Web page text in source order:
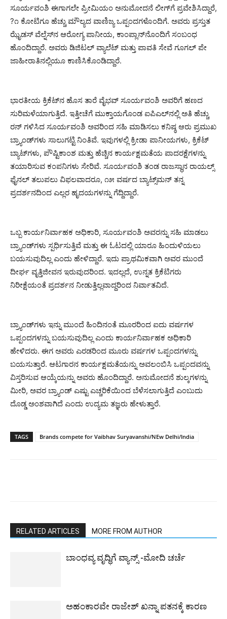
ಸೂರ್ಯವಂಶಿ ಈಗಾಗಲೇ ಪ್ರೀಮಿಯಂ ಅನುಮೋದನೆ ಲೀಗ್‌ಗೆ ಪ್ರವೇಶಿಸಿದ್ದಾರೆ,
?೧ ಕೋಟಿಗೂ ಹೆಚ್ಚು ಮೌಲ್ಯದ ವಾಣಿಜ್ಯ ಒಪ್ಪಂದಗಳೊಂದಿಗೆ. ಅವರು ಪ್ರಸ್ತುತ
ಝೈಡಸ್ ವೆಲ್ನೆಸ್‌ನ ಆರೋಗ್ಯ ಪಾನೀಯ, ಕಾಂಪ್ಲಾನ್‌ನೊಂದಿಗೆ ಸಂಬಂಧ
ಹೊಂದಿದ್ದಾರೆ. ಅವರು ಡಿಜಿಟಲ್ ವ್ಯಾಲೆಟ್ ಮತ್ತು ಪಾವತಿ ಸೇವೆ ಗೂಗಲ್ ಪೇ
ಜಾಹೀರಾತಿನಲ್ಲಿಯೂ ಕಾಣಿಸಿಕೊಂಡಿದ್ದಾರೆ.
ಭಾರತೀಯ ಕ್ರಿಕೆಟ್‌ನ ಹೊಸ ತಾರೆ ವೈಭವ್ ಸೂರ್ಯವಂಶಿ ಅವರಿಗೆ ಹಣದ
ಸುರಿಮಳೆಯಾಗುತ್ತಿದೆ. ಇತ್ತೀಚೆಗೆ ಮುಕ್ತಾಯಗೊಂಡ ಐಪಿಎಲ್‌ನಲ್ಲಿ ಅತಿ ಹೆಚ್ಚು
ರನ್ ಗಳಿಸಿದ ಸೂರ್ಯವಂಶಿ ಅವರಿಂದ ಸಹಿ ಮಾಡಿಸಲು ಕನಿಷ್ಠ ಆರು ಪ್ರಮುಖ
ಬ್ರ್ಯಾಂಡ್‌ಗಳು ಸಾಲುಗಟ್ಟಿ ನಿಂತಿವೆ. ಇವುಗಳಲ್ಲಿ ಕ್ರೀಡಾ ಪಾನೀಯಗಳು, ಕ್ರಿಕೆಟ್
ಬ್ಯಾಟ್‌ಗಳು, ಪೌಷ್ಟಿಕಾಂಶ ಮತ್ತು ಹೆಚ್ಚಿನ ಕಾರ್ಯಕ್ಷಮತೆಯ ಪಾದರಕ್ಷೆಗಳನ್ನು
ತಯಾರಿಸುವ ಕಂಪನಿಗಳು ಸೇರಿವೆ. ಸೂರ್ಯವಂಶಿ ತಂಡ ರಾಜಸ್ಥಾನ ರಾಯಲ್ಸ್
ಫೈನಲ್ ತಲುಪಲು ವಿಫಲವಾದರೂ, ೧೫ ವರ್ಷದ ಬ್ಯಾಟ್ಸ್‌ಮನ್ ತನ್ನ
ಪ್ರದರ್ಶನದಿಂದ ಎಲ್ಲರ ಹೃದಯಗಳನ್ನು ಗೆದ್ದಿದ್ದಾರೆ.
ಒಬ್ಬ ಕಾರ್ಯನಿರ್ವಾಹಕ ಅಧಿಕಾರಿ, ಸೂರ್ಯವಂಶಿ ಅವರನ್ನು ಸಹಿ ಮಾಡಲು
ಬ್ರ್ಯಾಂಡ್‌ಗಳು ಸ್ಪರ್ಧಿಸುತ್ತಿವೆ ಮತ್ತು ಈ ಓಟದಲ್ಲಿ ಯಾರೂ ಹಿಂದುಳಿಯಲು
ಬಯಸುವುದಿಲ್ಲ ಎಂದು ಹೇಳಿದ್ದಾರೆ. ಇದು ಪ್ರಾಥಮಿಕವಾಗಿ ಅವರ ಮುಂದೆ
ದೀರ್ಘ ವೃತ್ತಿಜೀವನ ಇರುವುದರಿಂದ. ಇದಲ್ಲದೆ, ಉನ್ನತ ಕ್ರಿಕೆಟಿಗರು
ನಿರೀಕ್ಷೆಯಂತೆ ಪ್ರದರ್ಶನ ನೀಡುತ್ತಿಲ್ಲವಾದ್ದರಿಂದ ನಿರ್ವಾತವಿದೆ.
ಬ್ರ್ಯಾಂಡ್‌ಗಳು ಇನ್ನು ಮುಂದೆ ಹಿಂದಿನಂತೆ ಮೂರರಿಂದ ಐದು ವರ್ಷಗಳ
ಒಪ್ಪಂದಗಳನ್ನು ಬಯಸುವುದಿಲ್ಲ ಎಂದು ಕಾರ್ಯನಿರ್ವಾಹಕ ಅಧಿಕಾರಿ
ಹೇಳಿದರು. ಈಗ ಅವರು ಎರಡರಿಂದ ಮೂರು ವರ್ಷಗಳ ಒಪ್ಪಂದಗಳನ್ನು
ಬಯಸುತ್ತಾರೆ. ಆಟಗಾರನ ಕಾರ್ಯಕ್ಷಮತೆಯನ್ನು ಅವಲಂಬಿಸಿ ಒಪ್ಪಂದವನ್ನು
ವಿಸ್ತರಿಸುವ ಆಯ್ಕೆಯನ್ನು ಅವರು ಹೊಂದಿದ್ದಾರೆ. ಅನುಮೋದನೆ ಶುಲ್ಕಗಳನ್ನು
ಮೀರಿ, ಅವರ ಬ್ರ್ಯಾಂಡ್ ಎಷ್ಟು ಎಚ್ಚರಿಕೆಯಿಂದ ಬೆಳೆಸಲಾಗುತ್ತಿದೆ ಎಂಬುದು
ದೊಡ್ಡ ಅಂಶವಾಗಿದೆ ಎಂದು ಉದ್ಯಮ ತಜ್ಞರು ಹೇಳುತ್ತಾರೆ.
TAGS Brands compete for Vaibhav Suryavanshi/NEw Delhi/India
RELATED ARTICLES MORE FROM AUTHOR
ಬಾಂಧವ್ಯ ವೃದ್ಧಿಗೆ ವ್ಯಾನ್ಸ್ -ಮೋದಿ ಚರ್ಚೆ
ಅಹಂಕಾರವೇ ರಾಜೇಶ್ ಖನ್ನಾ ಪತನಕ್ಕೆ ಕಾರಣ